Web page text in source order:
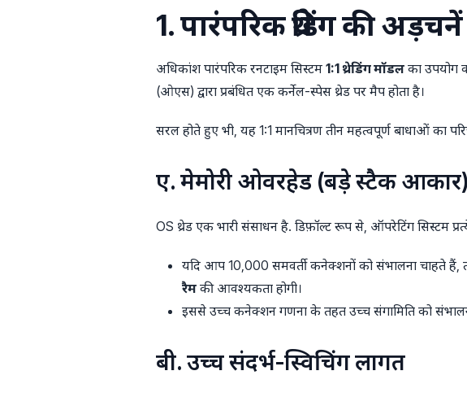
1. पारंपरिक थ्रेडिंग की
अधिकांश पारंपरिक रनटाइम सिस्टम 1:1 थ्रेडिंग मॉडल का उपयोग
(ओएस) द्वारा प्रबंधित एक कर्नेल-स्पेस थ्रेड पर मैप होता है।
सरल होते हुए भी, यह 1:1 मानचित्रण तीन महत्वपूर्ण बाधाओं का
ए. मेमोरी ओवरहेड (बड़े स्टैक आकार)
OS थ्रेड एक भारी संसाधन है. डिफ़ॉल्ट रूप से, ऑपरेटिंग सिस्टम
यदि आप 10,000 समवर्ती कनेक्शनों को संभालना चाहते
रैम की आवश्यकता होगी।
इससे उच्च कनेक्शन गणना के तहत उच्च संगामिति को
बी. उच्च संदर्भ-स्विचिंग लागत